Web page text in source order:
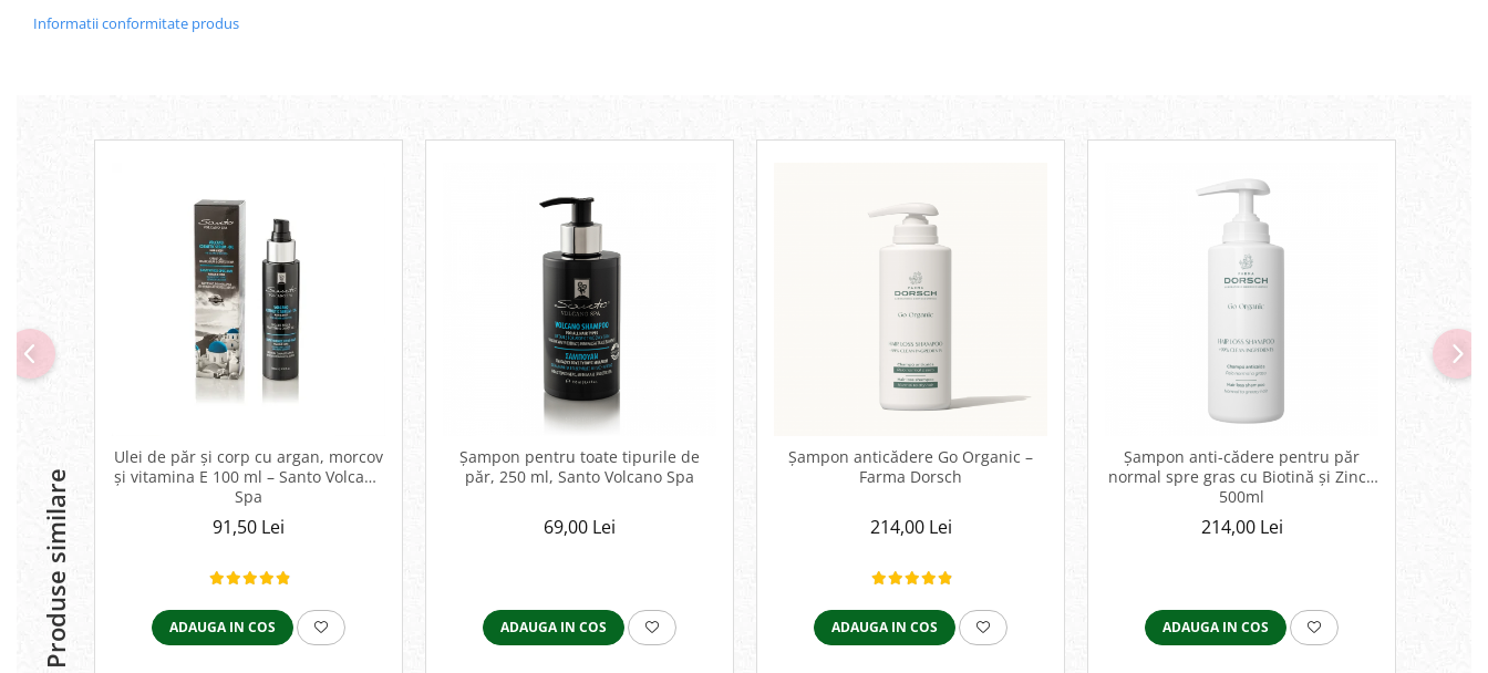
Informatii conformitate produs
Produse similare
Ulei de păr și corp cu argan, morcov
și vitamina E 100 ml – Santo Volcano
Spa
91,50 Lei
ADAUGA IN COS
Șampon pentru toate tipurile de
păr, 250 ml, Santo Volcano Spa
69,00 Lei
ADAUGA IN COS
Șampon anticădere Go Organic –
Farma Dorsch
214,00 Lei
ADAUGA IN COS
Șampon anti-cădere pentru păr
normal spre gras cu Biotină și Zinc -
500ml
214,00 Lei
ADAUGA IN COS